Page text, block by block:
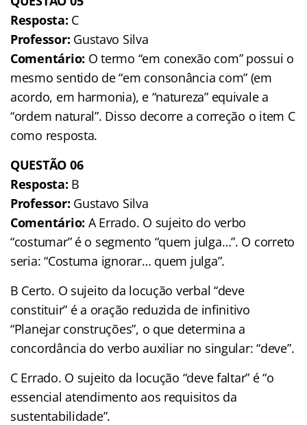
Resposta: C
Professor: Gustavo Silva
Comentário: O termo “em conexão com” possui o
mesmo sentido de “em consonância com” (em
acordo, em harmonia), e “natureza” equivale a
“ordem natural”. Disso decorre a correção o item C
como resposta.
QUESTÃO 06
Resposta: B
Professor: Gustavo Silva
Comentário: A Errado. O sujeito do verbo
“costumar” é o segmento “quem julga…”. O correto
seria: “Costuma ignorar… quem julga”.
B Certo. O sujeito da locução verbal “deve
constituir” é a oração reduzida de infinitivo
“Planejar construções”, o que determina a
concordância do verbo auxiliar no singular: “deve”.
C Errado. O sujeito da locução “deve faltar” é “o
essencial atendimento aos requisitos da
sustentabilidade”.